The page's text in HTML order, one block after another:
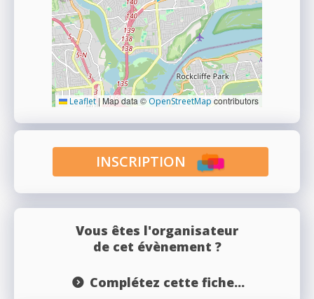
Leaflet| Map data © OpenStreetMap contributors
INSCRIPTION
Vous êtes l'organisateur
de cet évènement ?
Complétez cette fiche...